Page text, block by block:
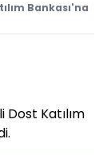
Bankası'na
Dost Katılım